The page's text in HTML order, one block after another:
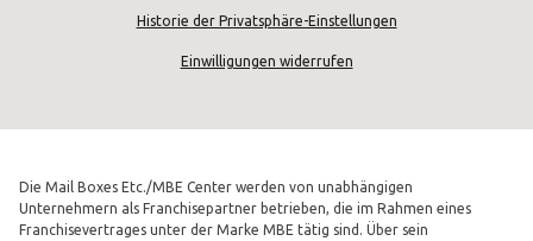
Historie der Privatsphäre-Einstellungen
Einwilligungen widerrufen
Die Mail Boxes Etc./MBE Center werden von unabhängigen
Unternehmern als Franchisepartner betrieben, die im Rahmen eines
Franchisevertrages unter der Marke MBE tätig sind. Über sein